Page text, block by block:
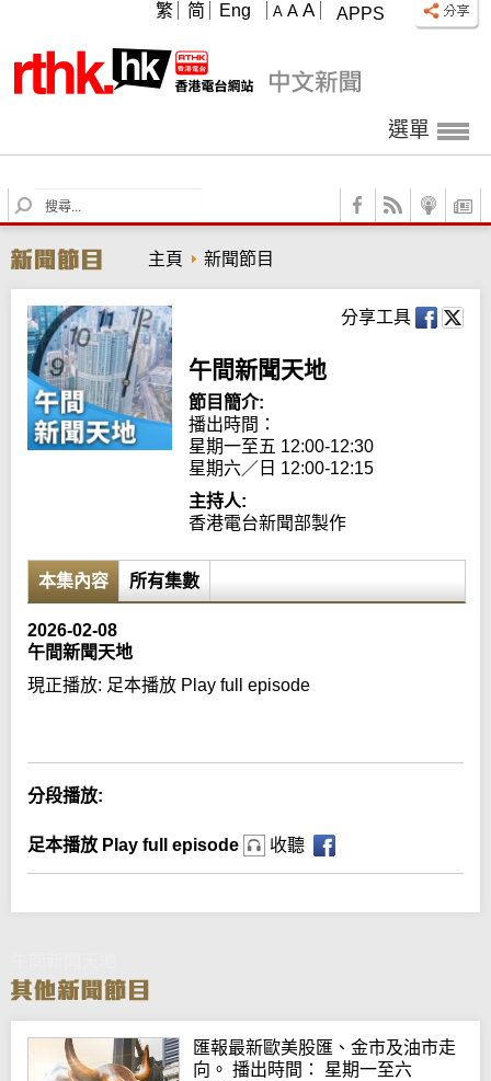
APPS
A A A
繁 简 Eng
選單
S
e
r
c
h
主頁 新聞節目
分享工具
午間新聞天地
節目簡介:
播出時間：
星期一至五 12:00-12:30
星期六／日 12:00-12:15
主持人:
香港電台新聞部製作
本集內容 所有集數
2026-02-08
午間新聞天地
現正播放: 足本播放 Play full episode
分段播放:
足本播放 Play full episode 收聽
匯報最新歐美股匯、金市及油市走
向。 播出時間： 星期一至六